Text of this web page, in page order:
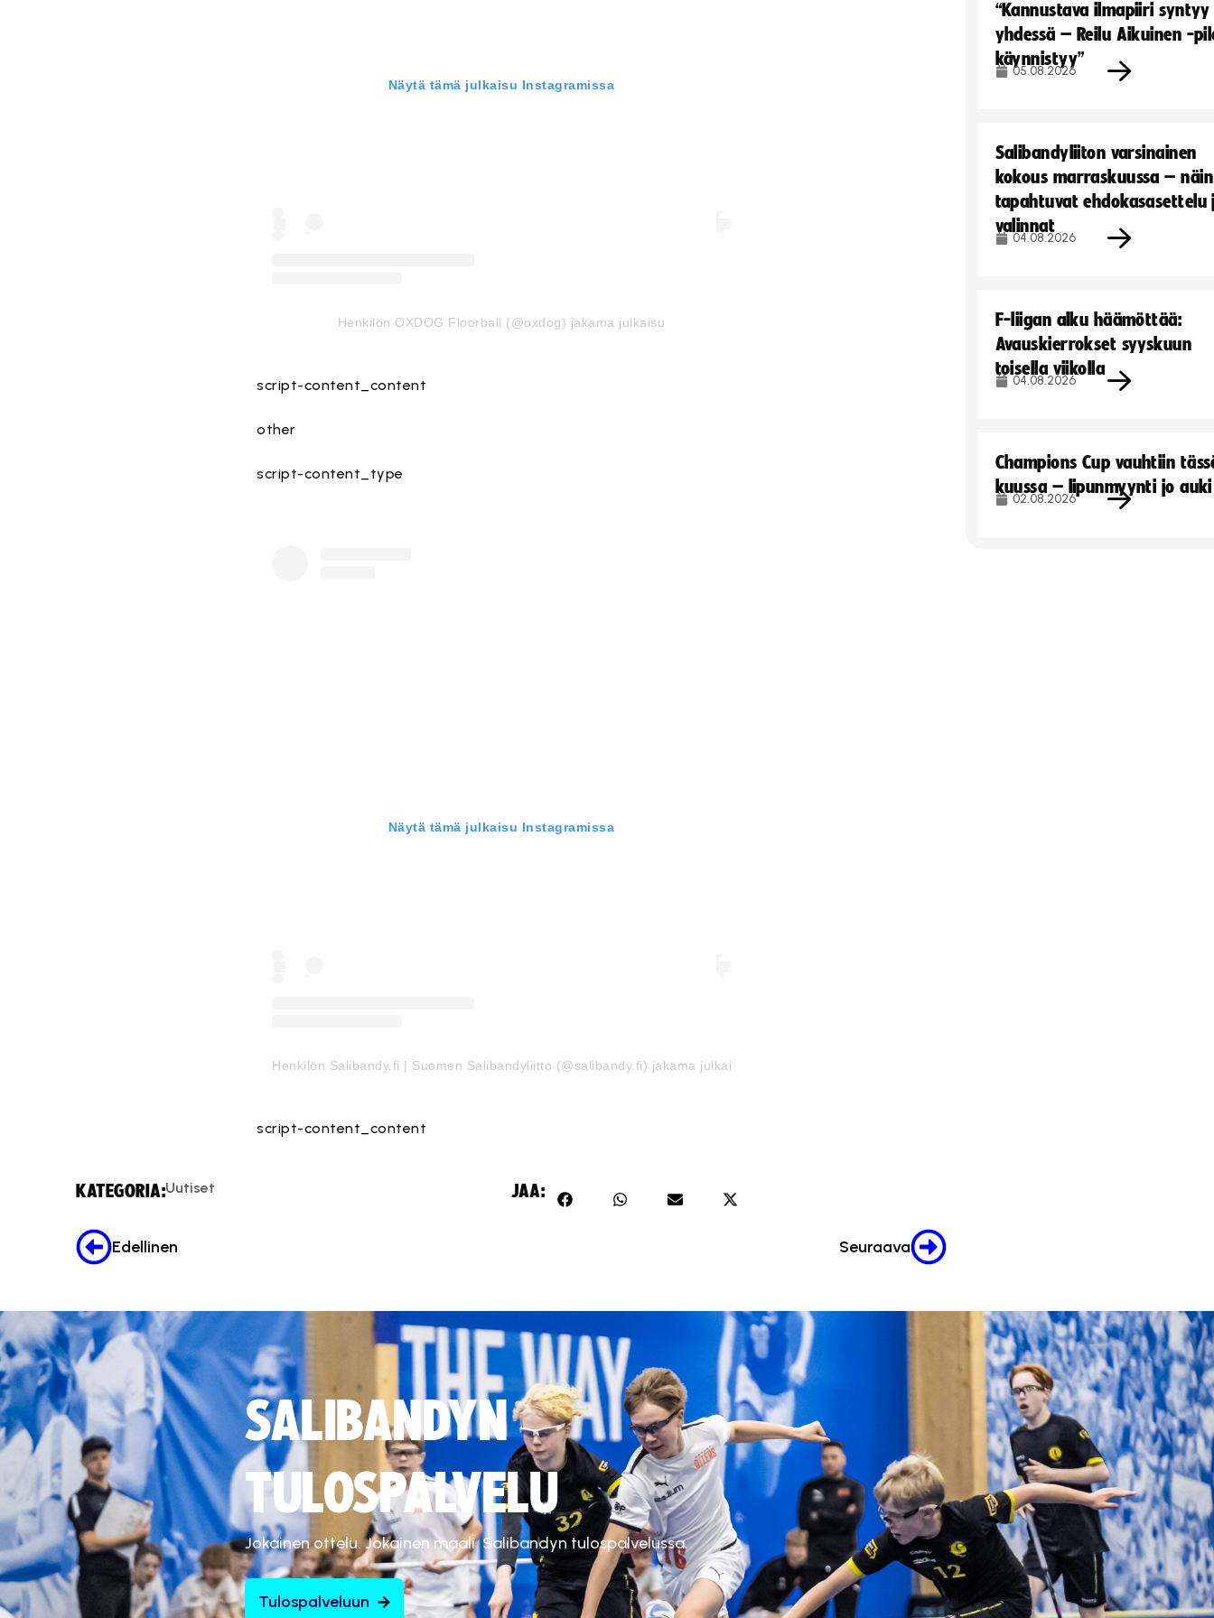
Näytä tämä julkaisu Instagramissa
Henkilön OXDOG Floorball (@oxdog) jakama julkaisu
script-content_content
other
script-content_type
Näytä tämä julkaisu Instagramissa
Henkilön Salibandy.fi | Suomen Salibandyliitto (@salibandy.fi) jakama julkaisu
script-content_content
KATEGORIA:Uutiset JAA:
Edellinen Seuraava
“Kannustava ilmapiiri syntyy
yhdessä – Reilu Aikuinen -
käynnistyy”
05.08.2026
Salibandyliiton varsinainen
kokous marraskuussa – näin
tapahtuvat ehdokasasettelu
valinnat
04.08.2026
F-liigan alku häämöttää:
Avauskierrokset syyskuun
toisella viikolla
04.08.2026
Champions Cup vauhtiin
kuussa – lipunmyynti jo auki
02.08.2026
SALIBANDYN
TULOSPALVELU
Jokainen ottelu. Jokainen maali. Salibandyn tulospalvelussa.
Tulospalveluun